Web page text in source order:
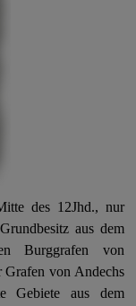
des 12Jhd., nur
aus dem
Burggrafen von
Grafen von Andechs
Gebiete aus dem